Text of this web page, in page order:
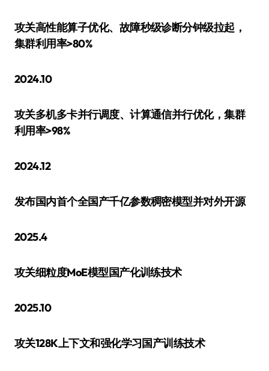
攻关高性能算子优化、故障秒级诊断分钟级拉起，
集群利用率>80%
2024.10
攻关多机多卡并行调度、计算通信并行优化，集群
利用率>98%
2024.12
发布国内首个全国产千亿参数稠密模型并对外开源
2025.4
攻关细粒度MoE模型国产化训练技术
2025.10
攻关128K上下文和强化学习国产训练技术